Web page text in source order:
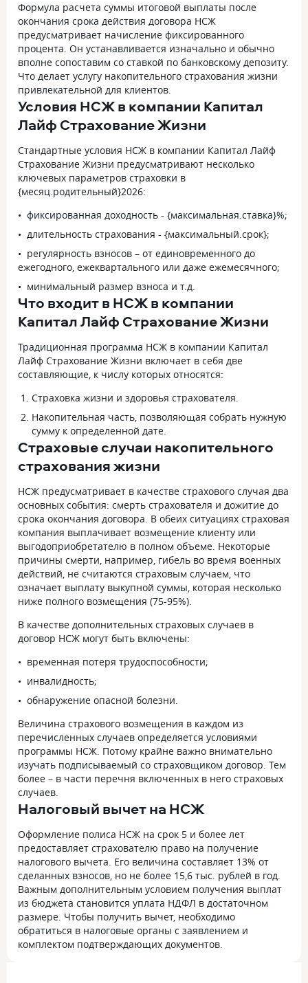
Формула расчета суммы итоговой выплаты после
окончания срока действия договора НСЖ
предусматривает начисление фиксированного
процента. Он устанавливается изначально и обычно
вполне сопоставим со ставкой по банковскому депозиту.
Что делает услугу накопительного страхования жизни
привлекательной для клиентов.
Условия НСЖ в компании Капитал
Лайф Страхование Жизни
Стандартные условия НСЖ в компании Капитал Лайф
Страхование Жизни предусматривают несколько
ключевых параметров страховки в
{месяц.родительный}2026:
фиксированная доходность - {максимальная.ставка}%;
длительность страхования - {максимальный.срок};
регулярность взносов – от единовременного до
ежегодного, ежеквартального или даже ежемесячного;
минимальный размер взноса и т.д.
Что входит в НСЖ в компании
Капитал Лайф Страхование Жизни
Традиционная программа НСЖ в компании Капитал
Лайф Страхование Жизни включает в себя две
составляющие, к числу которых относятся:
Страховка жизни и здоровья страхователя.
Накопительная часть, позволяющая собрать нужную
сумму к определенной дате.
Страховые случаи накопительного
страхования жизни
НСЖ предусматривает в качестве страхового случая два
основных события: смерть страхователя и дожитие до
срока окончания договора. В обеих ситуациях страховая
компания выплачивает возмещение клиенту или
выгодоприобретателю в полном объеме. Некоторые
причины смерти, например, гибель во время военных
действий, не считаются страховым случаем, что
означает выплату выкупной суммы, которая несколько
ниже полного возмещения (75-95%).
В качестве дополнительных страховых случаев в
договор НСЖ могут быть включены:
временная потеря трудоспособности;
инвалидность;
обнаружение опасной болезни.
Величина страхового возмещения в каждом из
перечисленных случаев определяется условиями
программы НСЖ. Потому крайне важно внимательно
изучать подписываемый со страховщиком договор. Тем
более – в части перечня включенных в него страховых
случаев.
Налоговый вычет на НСЖ
Оформление полиса НСЖ на срок 5 и более лет
предоставляет страхователю право на получение
налогового вычета. Его величина составляет 13% от
сделанных взносов, но не более 15,6 тыс. рублей в год.
Важным дополнительным условием получения выплат
из бюджета становится уплата НДФЛ в достаточном
размере. Чтобы получить вычет, необходимо
обратиться в налоговые органы с заявлением и
комплектом подтверждающих документов.